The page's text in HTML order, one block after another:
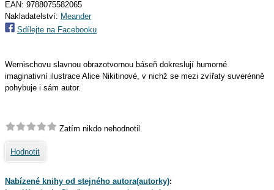
EAN: 9788075582065
Nakladatelství: Meander
Sdílejte na Facebooku
Wernischovu slavnou obrazotvornou báseň dokreslují humorné
imaginativní ilustrace Alice Nikitinové, v nichž se mezi zvířaty suverénně
pohybuje i sám autor.
Zatím nikdo nehodnotil.
Hodnotit
Nabízené knihy od stejného autora(autorky):